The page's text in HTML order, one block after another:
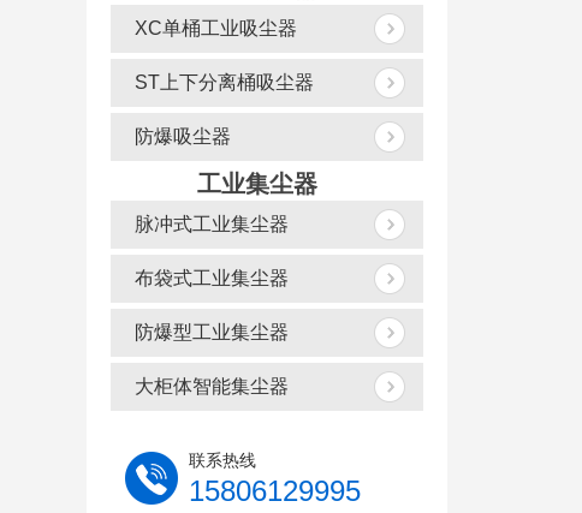
XC单桶工业吸尘器
ST上下分离桶吸尘器
防爆吸尘器
工业集尘器
脉冲式工业集尘器
布袋式工业集尘器
防爆型工业集尘器
大柜体智能集尘器
联系热线
15806129995